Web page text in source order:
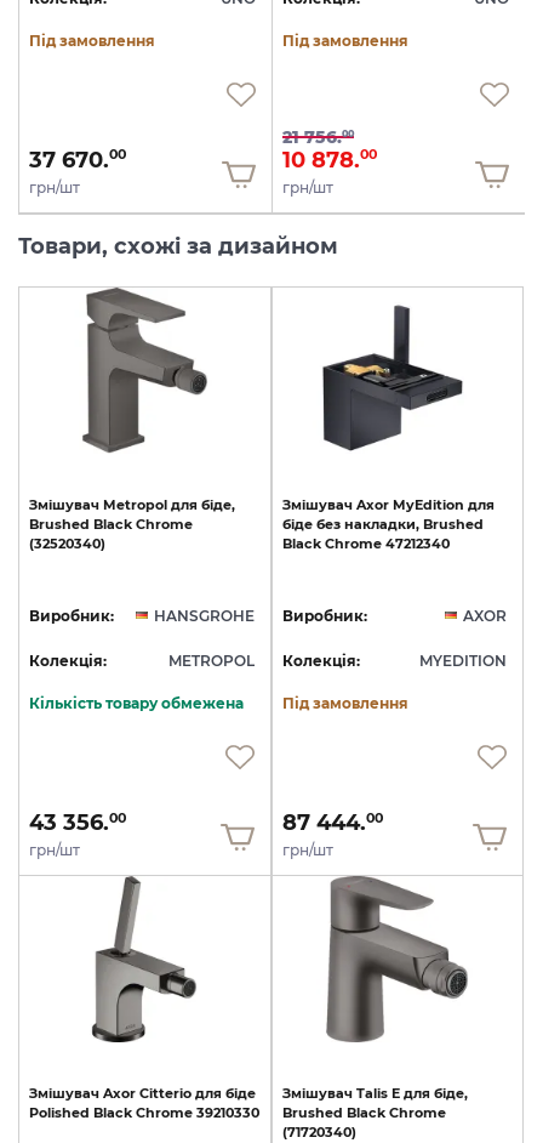
Під замовлення
37 670.00
грн/шт
Під замовлення
21 756.00
10 878.00
грн/шт
Товари, схожі за дизайном
Змішувач Metropol для біде,
Brushed Black Chrome
(32520340)
Виробник: HANSGROHE
Колекція: METROPOL
Кількість товару обмежена
43 356.00
грн/шт
Змішувач Axor MyEdition для
біде без накладки, Brushed
Black Chrome 47212340
Виробник: AXOR
Колекція: MYEDITION
Під замовлення
87 444.00
грн/шт
Змішувач Axor Citterio для біде
Polished Black Chrome 39210330
Змішувач Talis E для біде,
Brushed Black Chrome
(71720340)